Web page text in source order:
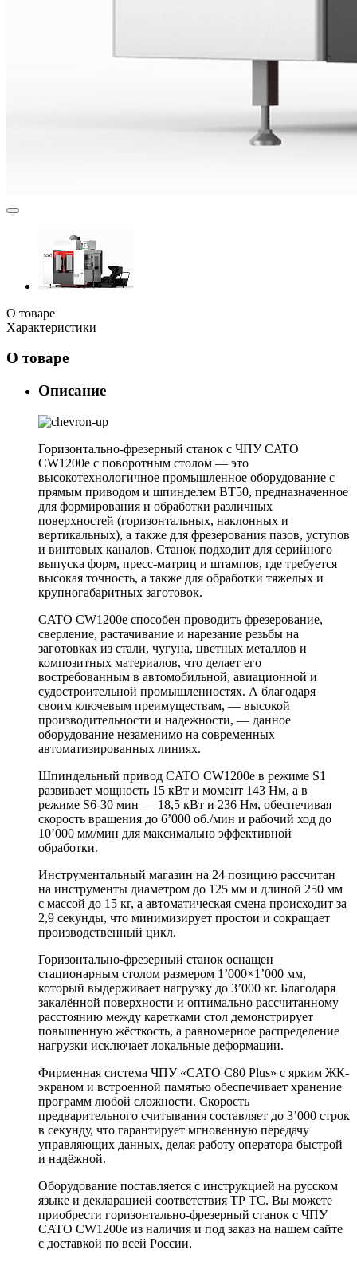
О товаре
Характеристики
О товаре
Описание
Горизонтально-фрезерный станок с ЧПУ CATO
CW1200e с поворотным столом — это
высокотехнологичное промышленное оборудование с
прямым приводом и шпинделем BT50, предназначенное
для формирования и обработки различных
поверхностей (горизонтальных, наклонных и
вертикальных), а также для фрезерования пазов, уступов
и винтовых каналов. Станок подходит для серийного
выпуска форм, пресс-матриц и штампов, где требуется
высокая точность, а также для обработки тяжелых и
крупногабаритных заготовок.
CATO CW1200e способен проводить фрезерование,
сверление, растачивание и нарезание резьбы на
заготовках из стали, чугуна, цветных металлов и
композитных материалов, что делает его
востребованным в автомобильной, авиационной и
судостроительной промышленностях. А благодаря
своим ключевым преимуществам, — высокой
производительности и надежности, — данное
оборудование незаменимо на современных
автоматизированных линиях.
Шпиндельный привод CATO CW1200e в режиме S1
развивает мощность 15 кВт и момент 143 Нм, а в
режиме S6-30 мин — 18,5 кВт и 236 Нм, обеспечивая
скорость вращения до 6’000 об./мин и рабочий ход до
10’000 мм/мин для максимально эффективной
обработки.
Инструментальный магазин на 24 позицию рассчитан
на инструменты диаметром до 125 мм и длиной 250 мм
с массой до 15 кг, а автоматическая смена происходит за
2,9 секунды, что минимизирует простои и сокращает
производственный цикл.
Горизонтально-фрезерный станок оснащен
стационарным столом размером 1’000×1’000 мм,
который выдерживает нагрузку до 3’000 кг. Благодаря
закалённой поверхности и оптимально рассчитанному
расстоянию между каретками стол демонстрирует
повышенную жёсткость, а равномерное распределение
нагрузки исключает локальные деформации.
Фирменная система ЧПУ «CATO C80 Plus» с ярким ЖК-
экраном и встроенной памятью обеспечивает хранение
программ любой сложности. Скорость
предварительного считывания составляет до 3’000 строк
в секунду, что гарантирует мгновенную передачу
управляющих данных, делая работу оператора быстрой
и надёжной.
Оборудование поставляется с инструкцией на русском
языке и декларацией соответствия ТР ТС. Вы можете
приобрести горизонтально-фрезерный станок с ЧПУ
CATO CW1200e из наличия и под заказ на нашем сайте
с доставкой по всей России.